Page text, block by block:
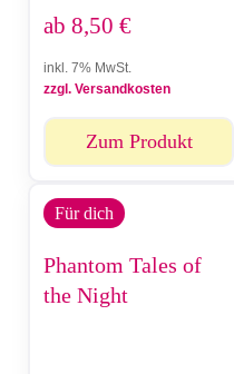
ab 8,50 €
inkl. 7% MwSt.
zzgl. Versandkosten
Zum Produkt
Für dich
Phantom Tales of
the Night